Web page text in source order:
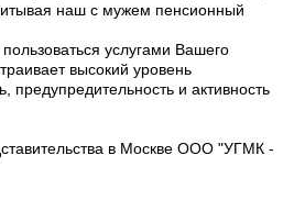
наш с мужем пенсионный
услугами Вашего
высокий уровень
предупредительность и активность
в Москве ООО "УГМК -